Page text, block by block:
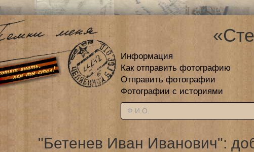
Информация
Как отправить фотографию
Отправить фотографии
Фотографии с историями
"Бетенев Иван Иванович":